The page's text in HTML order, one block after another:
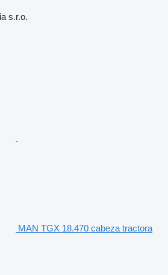
s.r.o.
MAN TGX 18.470 cabeza tractora